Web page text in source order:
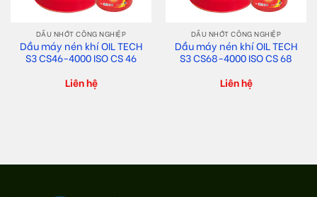
DẦU NHỚT CÔNG NGHIỆP
Dầu máy nén khí OIL TECH
S3 CS46-4000 ISO CS 46
Liên hệ
DẦU NHỚT CÔNG NGHIỆP
Dầu máy nén khí OIL TECH
S3 CS68-4000 ISO CS 68
Liên hệ